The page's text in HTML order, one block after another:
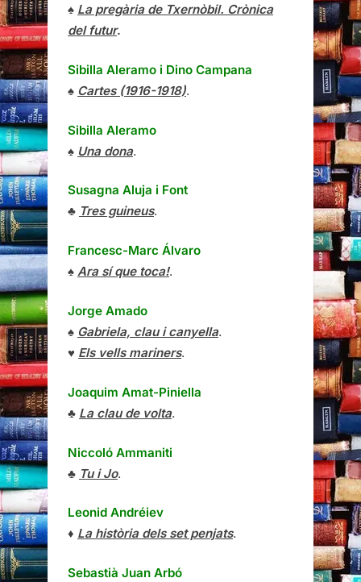
♠ La pregària de Txernòbil. Crònica
del futur.
Sibilla Aleramo i Dino Campana
♠ Cartes (1916-1918).
Sibilla Aleramo
♠ Una dona.
Susagna Aluja i Font
♣ Tres guineus.
Francesc-Marc Álvaro
♠ Ara sí que toca!.
Jorge Amado
♠ Gabriela, clau i canyella.
♥ Els vells mariners.
Joaquim Amat-Piniella
♣ La clau de volta.
Niccoló Ammaniti
♣ Tu i Jo.
Leonid Andréiev
♦ La història dels set penjats.
Sebastià Juan Arbó